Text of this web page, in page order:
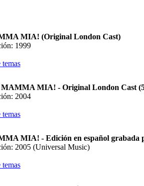
MIA! (Original London Cast)
1999
temas
MIA! - Original London Cast
2004
temas
MIA! - Edición en español grabada
2005 (Universal Music)
temas